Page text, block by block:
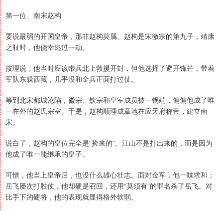
第一位、南宋赵构
要说最弱的开国皇帝，那非赵构莫属。赵构是宋徽宗的第九子，靖康
之耻时，他侥幸逃过一劫。
按理说，他当时应该带兵北上救援开封，但他选择了避开锋芒，带着
军队东躲西藏，几乎没和金兵正面打过仗。
等到北宋都城沦陷，徽宗、钦宗和皇室成员被一锅端，偏偏他成了唯
一在外的赵氏宗室。于是，赵构顺理成章地在应天府称帝，建立南
宋。
说白了，赵构的皇位完全是“捡来的”。江山不是打出来的，而是因为
他成了唯一能继承的皇子。
可惜，他当上皇帝后，也没什么雄心壮志。面对金军，他一味求和；
岳飞屡次打胜仗，他却硬是召回，还用“莫须有”的罪名杀了岳飞。对
比手下的硬将，他的表现就显得格外软弱。